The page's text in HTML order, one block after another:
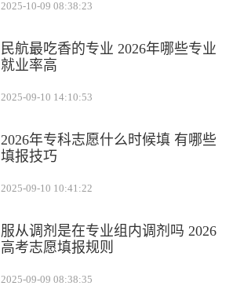
2025-10-09 08:38:23
民航最吃香的专业 2026年哪些专业
就业率高
2025-09-10 14:10:53
2026年专科志愿什么时候填 有哪些
填报技巧
2025-09-10 10:41:22
服从调剂是在专业组内调剂吗 2026
高考志愿填报规则
2025-09-09 08:38:35